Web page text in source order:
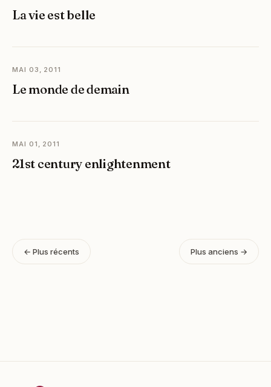
La vie est belle
MAI 03, 2011
Le monde de demain
MAI 01, 2011
21st century enlightenment
← Plus récents Plus anciens →